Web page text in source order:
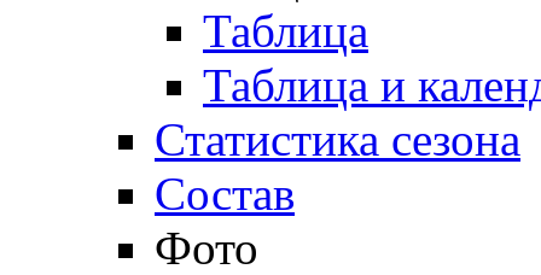
Таблица
Таблица и
Статистика сезона
Состав
Фото